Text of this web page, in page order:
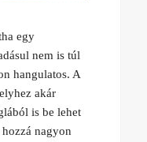
egy
nem is túl
hangulatos. A
akár
is be lehet
nagyon